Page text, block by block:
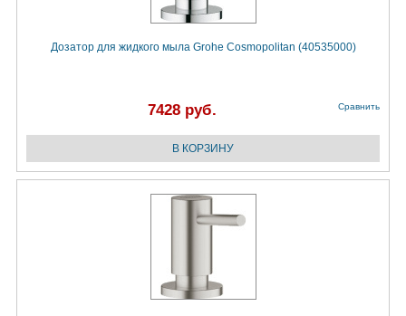
Дозатор для жидкого мыла Grohe Cosmopolitan (40535000)
7428 руб. Сравнить